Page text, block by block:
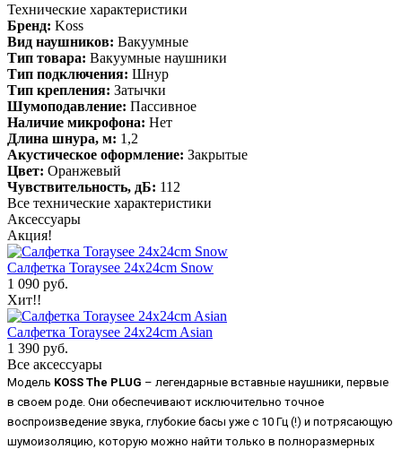
Технические характеристики
Бренд: Koss
Вид наушников: Вакуумные
Тип товара: Вакуумные наушники
Тип подключения: Шнур
Тип крепления: Затычки
Шумоподавление: Пассивное
Наличие микрофона: Нет
Длина шнура, м: 1,2
Акустическое оформление: Закрытые
Цвет: Оранжевый
Чувствительность, дБ: 112
Все технические характеристики
Аксессуары
Акция!
Салфетка Toraysee 24x24cm Snow
1 090 руб.
Хит!!
Салфетка Toraysee 24x24cm Asian
1 390 руб.
Все аксессуары
Модель KOSS The PLUG – легендарные вставные наушники, первые
в своем роде. Они обеспечивают исключительно точное
воспроизведение звука, глубокие басы уже с 10 Гц (!) и потрясающую
шумоизоляцию, которую можно найти только в полноразмерных